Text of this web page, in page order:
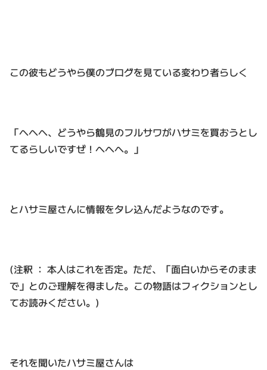
この彼もどうやら僕のブログを見ている変わり者らしく
「へへへ、どうやら鶴見のフルサワがハサミを買おうとし
てるらしいですぜ！へへへ。」
とハサミ屋さんに情報をタレ込んだようなのです。
(注釈 ： 本人はこれを否定。ただ、「面白いからそのまま
で」とのご理解を得ました。この物語はフィクションとし
てお読みください。)
それを聞いたハサミ屋さんは